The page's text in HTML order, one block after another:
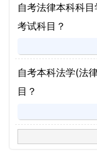
自考法律本科科
考试科目？
自考本科法学(法
目？